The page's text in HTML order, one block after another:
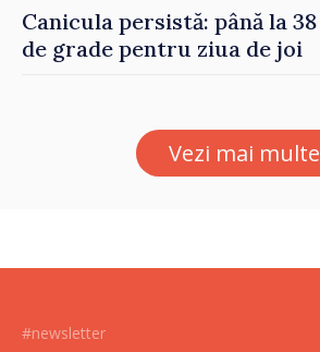
Canicula persistă: până la 38
de grade pentru ziua de joi
Vezi mai multe
#newsletter